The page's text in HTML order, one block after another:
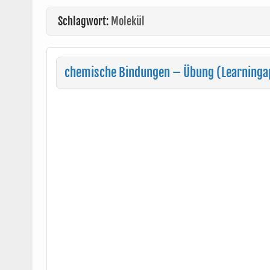
Schlagwort: Molekül
chemische Bindungen – Übung